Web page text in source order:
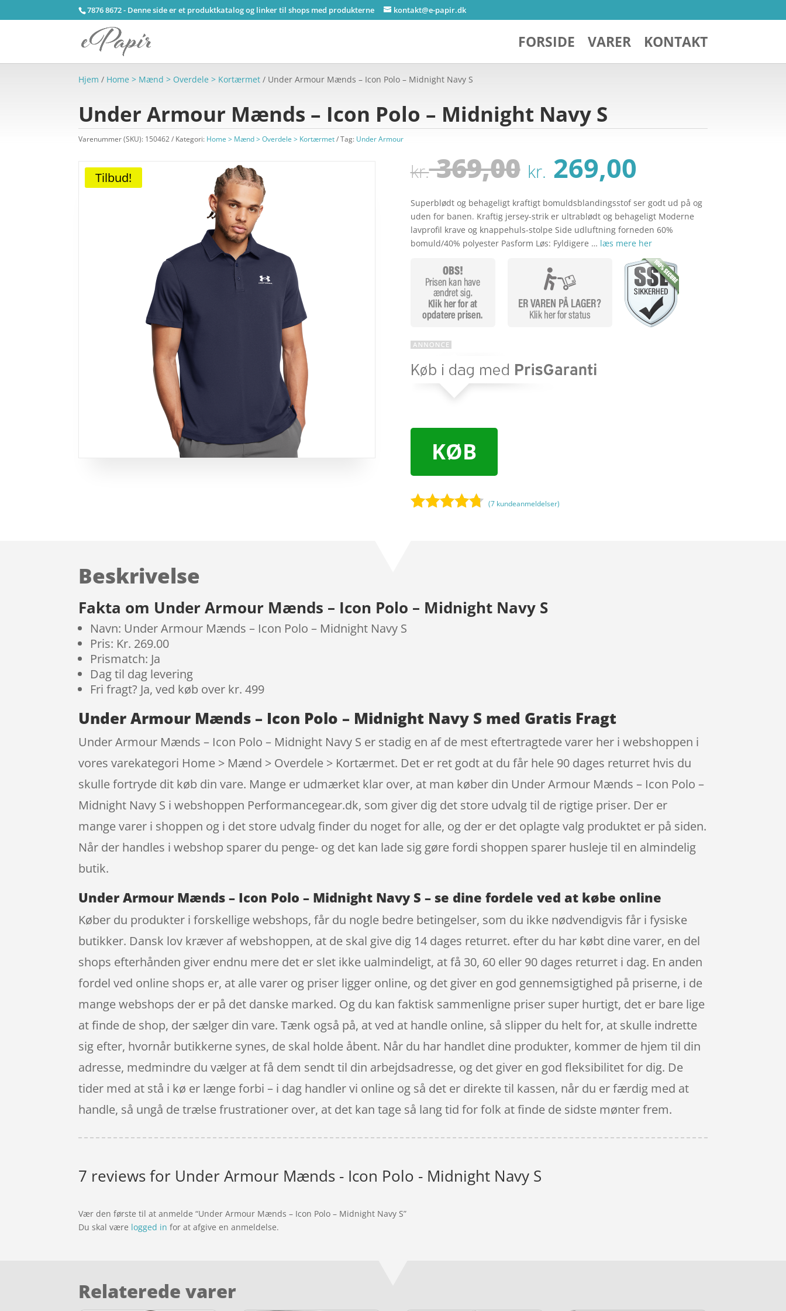
7876 8672 - Denne side er et produktkatalog og linker til shops med produkterne kontakt@e-papir.dk
FORSIDE VARER KONTAKT
Hjem / Home > Mænd > Overdele > Kortærmet / Under Armour Mænds – Icon Polo – Midnight Navy S
Under Armour Mænds – Icon Polo – Midnight Navy S
Varenummer (SKU): 150462 Kategori: Home > Mænd > Overdele > Kortærmet Tag: Under Armour
Tilbud! kr.369,00 Den
oprindelige
pris
var:
kr. 369,00.
kr. 269,00
pris
er:
kr. 269,00.
Superblødt og behageligt kraftigt bomuldsblandingsstof ser godt ud på og
uden for banen. Kraftig jersey-strik er ultrablødt og behageligt Moderne
lavprofil krave og knappehuls-stolpe Side udluftning forneden 60%
bomuld/40% polyester Pasform Løs: Fyldigere … læs mere her
KØB
mmelser
(7 kundeanmeldelser)
Beskrivelse
Fakta om Under Armour Mænds – Icon Polo – Midnight Navy S
Navn: Under Armour Mænds – Icon Polo – Midnight Navy S
Pris: Kr. 269.00
Prismatch: Ja
Dag til dag levering
Fri fragt? Ja, ved køb over kr. 499
Under Armour Mænds – Icon Polo – Midnight Navy S med Gratis Fragt
Under Armour Mænds – Icon Polo – Midnight Navy S er stadig en af de mest eftertragtede varer her i webshoppen i
vores varekategori Home > Mænd > Overdele > Kortærmet. Det er ret godt at du får hele 90 dages returret hvis du
skulle fortryde dit køb din vare. Mange er udmærket klar over, at man køber din Under Armour Mænds – Icon Polo –
Midnight Navy S i webshoppen Performancegear.dk, som giver dig det store udvalg til de rigtige priser. Der er
mange varer i shoppen og i det store udvalg finder du noget for alle, og der er det oplagte valg produktet er på siden.
Når der handles i webshop sparer du penge- og det kan lade sig gøre fordi shoppen sparer husleje til en almindelig
butik.
Under Armour Mænds – Icon Polo – Midnight Navy S – se dine fordele ved at købe online
Køber du produkter i forskellige webshops, får du nogle bedre betingelser, som du ikke nødvendigvis får i fysiske
butikker. Dansk lov kræver af webshoppen, at de skal give dig 14 dages returret. efter du har købt dine varer, en del
shops efterhånden giver endnu mere det er slet ikke ualmindeligt, at få 30, 60 eller 90 dages returret i dag. En anden
fordel ved online shops er, at alle varer og priser ligger online, og det giver en god gennemsigtighed på priserne, i de
mange webshops der er på det danske marked. Og du kan faktisk sammenligne priser super hurtigt, det er bare lige
at finde de shop, der sælger din vare. Tænk også på, at ved at handle online, så slipper du helt for, at skulle indrette
sig efter, hvornår butikkerne synes, de skal holde åbent. Når du har handlet dine produkter, kommer de hjem til din
adresse, medmindre du vælger at få dem sendt til din arbejdsadresse, og det giver en god fleksibilitet for dig. De
tider med at stå i kø er længe forbi – i dag handler vi online og så det er direkte til kassen, når du er færdig med at
handle, så ungå de trælse frustrationer over, at det kan tage så lang tid for folk at finde de sidste mønter frem.
7 reviews for Under Armour Mænds - Icon Polo - Midnight Navy S
Vær den første til at anmelde “Under Armour Mænds – Icon Polo – Midnight Navy S”
Du skal være logged in for at afgive en anmeldelse.
Relaterede varer